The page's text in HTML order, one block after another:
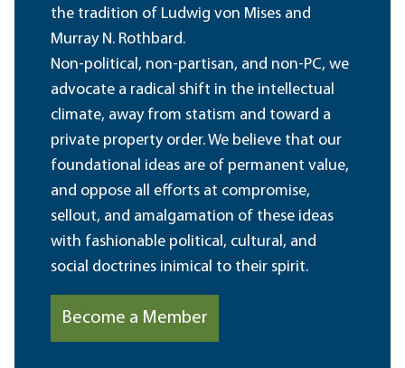
the tradition of Ludwig von Mises and
Murray N. Rothbard.
Non-political, non-partisan, and non-PC, we
advocate a radical shift in the intellectual
climate, away from statism and toward a
private property order. We believe that our
foundational ideas are of permanent value,
and oppose all efforts at compromise,
sellout, and amalgamation of these ideas
with fashionable political, cultural, and
social doctrines inimical to their spirit.
Become a Member